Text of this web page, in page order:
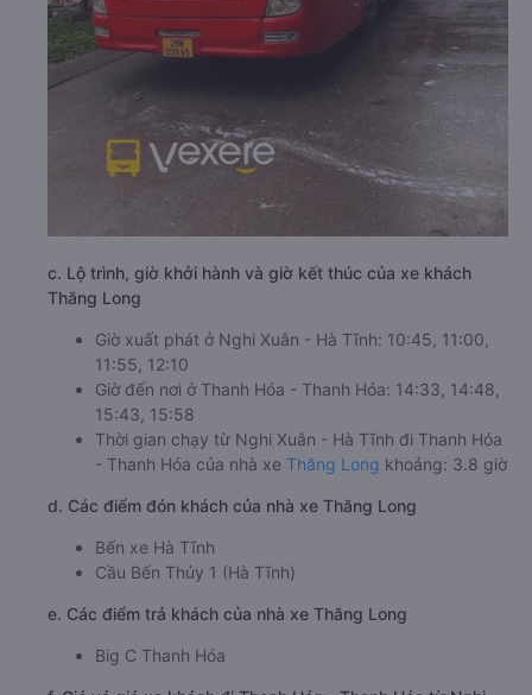
c. Lộ trình, giờ khởi hành và giờ kết thúc của xe khách
Thăng Long
Giờ xuất phát ở Nghi Xuân - Hà Tĩnh: 10:45, 11:00,
11:55, 12:10
Giờ đến nơi ở Thanh Hóa - Thanh Hóa: 14:33, 14:48,
15:43, 15:58
Thời gian chạy từ Nghi Xuân - Hà Tĩnh đi Thanh Hóa
- Thanh Hóa của nhà xe Thăng Long khoảng: 3.8 giờ
d. Các điểm đón khách của nhà xe Thăng Long
Bến xe Hà Tĩnh
Cầu Bến Thủy 1 (Hà Tĩnh)
e. Các điểm trả khách của nhà xe Thăng Long
Big C Thanh Hóa